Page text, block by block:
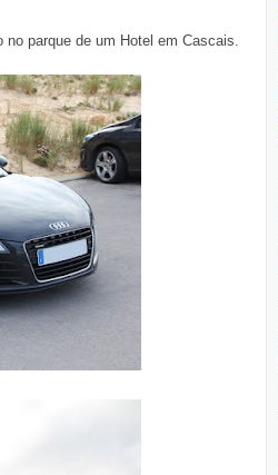
no parque de um Hotel em Cascais.